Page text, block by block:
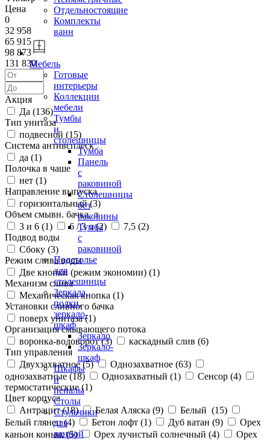
Отдельностоящие
Комплекты
ванн
Мебель
Готовые
интерьеры
Коллекции
мебели
Тумбы
и
столешницы
Тумба
Панель
с
раковиной
Столешницы
без
раковины
Тумба
с
раковиной
Подстолье
для
столешницы
Зеркала,
полки,
зеркало-
шкаф
Зеркало
Зеркало-
шкаф
Шкафы
и
пеналы
Столы
Стульчики
для
ванной
Цена
0
32 958
65 915
98 873
131 830
Акция
Да (136)
Тип унитаза
подвесной (15)
Система антивсплеск
да (1)
Полочка в чаше
нет (1)
Направление выпуска
горизонтальный (3)
Объем смывн. бачка, л
3 и 6 (1) 6 / 3 л (2) 7,5 (2)
Подвод воды
Сбоку (3)
Режим слива воды
Две кнопки (режим экономии) (1)
Механизм слива
Механическая кнопка (1)
Установки сливного бачка
поверх унитаза (1)
Организация смывающего потока
воронка-водоворот (3) каскадный слив (6)
Тип управления
Двухзахватное (5) Однозахватное (63)
однозахватные (18) Однозахватный (1) Сенсор (4)
термостатические (1)
Цвет корпуса
Антрацит (18) Белая Аляска (9) Белый (15)
Белый глянец (4) Бетон лофт (1) Дуб ватан (9)
Орех
каньон коньяк (5) Орех лучистый солнечный (4)
Орех